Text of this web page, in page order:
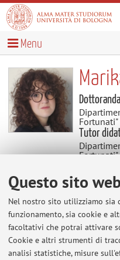
Questo sito
Nel nostro sito utilizziamo sia
funzionamento, sia cookie e
facoltativi che potrai attivare
Cookie e altri strumenti di
analisi statistiche, misure
Menu
Dottoranda
Fortunati"
Tutor
Fortunati"
STATISTICA
Contenuti utili
Al momento non sono